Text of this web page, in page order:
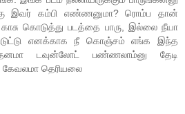
இவர் கம்பி எண்ணனுமா? ரொம்ப தான்
கொடுத்து படத்தை பாரு, இல்லை நீயா
எனக்காக நீ கொஞ்சம் எங்க இந்த
டவுன்லோட் பண்ணலாம்னு தேடி
தெரியலை